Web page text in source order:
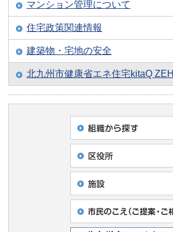
マンション管理について
住宅政策関連情報
建築物・宅地の安全
北九州市健康省エネ住宅kitaQ ZEH